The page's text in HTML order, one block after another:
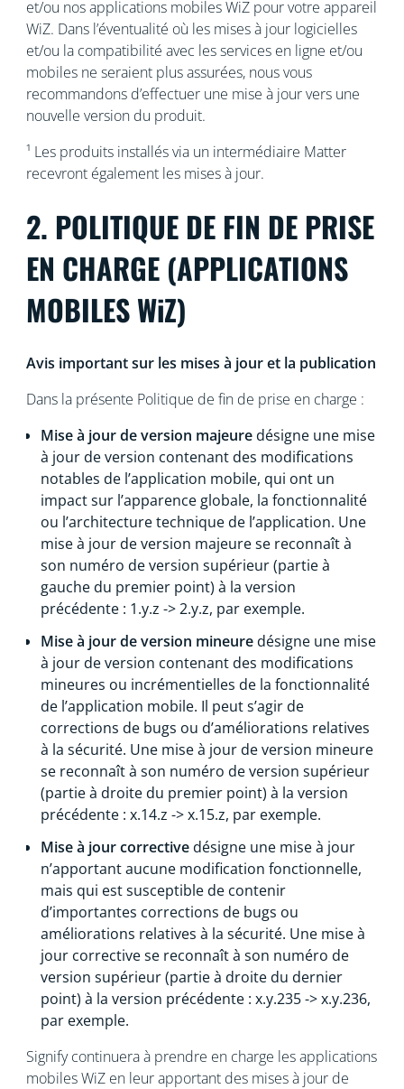
et/ou nos applications mobiles WiZ pour votre appareil
WiZ. Dans l’éventualité où les mises à jour logicielles
et/ou la compatibilité avec les services en ligne et/ou
mobiles ne seraient plus assurées, nous vous
recommandons d’effectuer une mise à jour vers une
nouvelle version du produit.
¹ Les produits installés via un intermédiaire Matter
recevront également les mises à jour.
2. POLITIQUE DE FIN DE PRISE
EN CHARGE (APPLICATIONS
MOBILES WiZ)
Avis important sur les mises à jour et la publication
Dans la présente Politique de fin de prise en charge :
Mise à jour de version majeuredésigne une mise
à jour de version contenant des modifications
notables de l’application mobile, qui ont un
impact sur l’apparence globale, la fonctionnalité
ou l’architecture technique de l’application. Une
mise à jour de version majeure se reconnaît à
son numéro de version supérieur (partie à
gauche du premier point) à la version
précédente : 1.y.z -> 2.y.z, par exemple.
Mise à jour de version mineuredésigne une mise
à jour de version contenant des modifications
mineures ou incrémentielles de la fonctionnalité
de l’application mobile. Il peut s’agir de
corrections de bugs ou d’améliorations relatives
à la sécurité. Une mise à jour de version mineure
se reconnaît à son numéro de version supérieur
(partie à droite du premier point) à la version
précédente : x.14.z -> x.15.z, par exemple.
Mise à jour correctivedésigne une mise à jour
n’apportant aucune modification fonctionnelle,
mais qui est susceptible de contenir
d’importantes corrections de bugs ou
améliorations relatives à la sécurité. Une mise à
jour corrective se reconnaît à son numéro de
version supérieur (partie à droite du dernier
point) à la version précédente : x.y.235 -> x.y.236,
par exemple.
Signify continuera à prendre en charge les applications
mobiles WiZ en leur apportant des mises à jour de